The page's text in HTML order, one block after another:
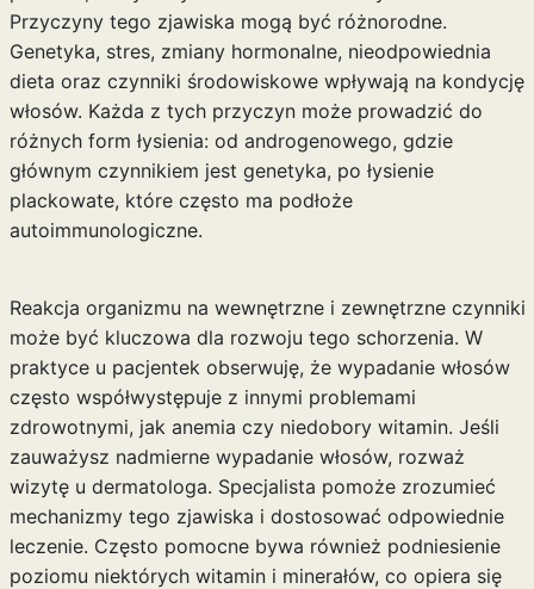
Przyczyny tego zjawiska mogą być różnorodne.
Genetyka, stres, zmiany hormonalne, nieodpowiednia
dieta oraz czynniki środowiskowe wpływają na kondycję
włosów. Każda z tych przyczyn może prowadzić do
różnych form łysienia: od androgenowego, gdzie
głównym czynnikiem jest genetyka, po łysienie
plackowate, które często ma podłoże
autoimmunologiczne.
Reakcja organizmu na wewnętrzne i zewnętrzne czynniki
może być kluczowa dla rozwoju tego schorzenia. W
praktyce u pacjentek obserwuję, że wypadanie włosów
często współwystępuje z innymi problemami
zdrowotnymi, jak anemia czy niedobory witamin. Jeśli
zauważysz nadmierne wypadanie włosów, rozważ
wizytę u dermatologa. Specjalista pomoże zrozumieć
mechanizmy tego zjawiska i dostosować odpowiednie
leczenie. Często pomocne bywa również podniesienie
poziomu niektórych witamin i minerałów, co opiera się